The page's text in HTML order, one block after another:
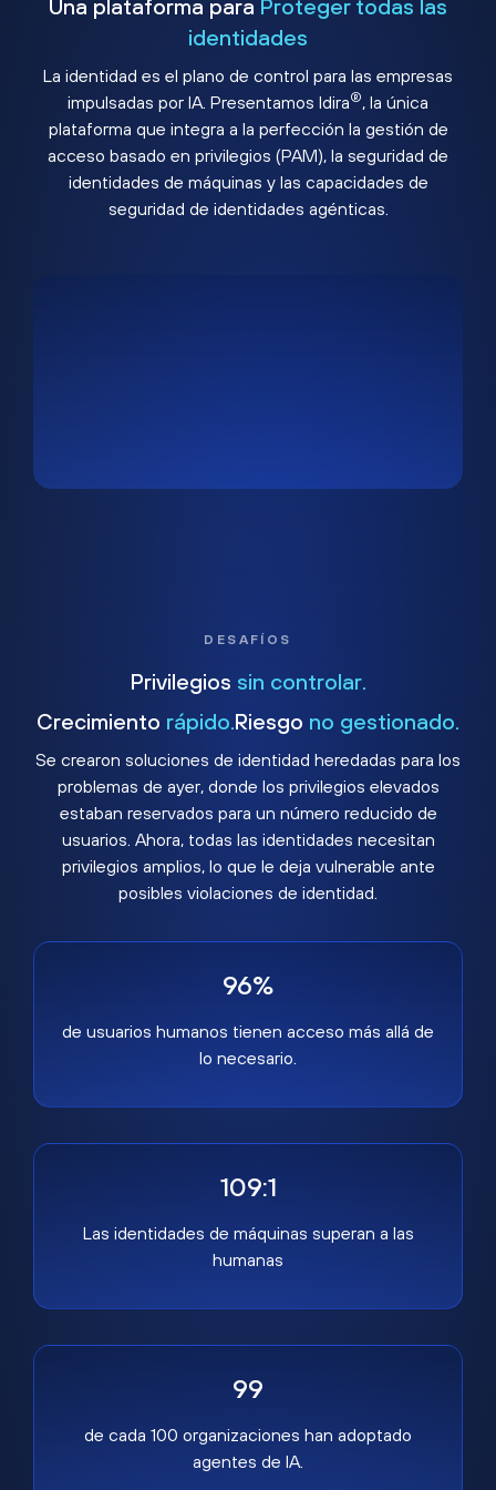
Una plataforma para Proteger todas las
identidades
La identidad es el plano de control para las empresas
impulsadas por IA. Presentamos Idira®, la única
plataforma que integra a la perfección la gestión de
acceso basado en privilegios (PAM), la seguridad de
identidades de máquinas y las capacidades de
seguridad de identidades agénticas.
DESAFÍOS
Privilegios sin controlar.
Crecimiento rápido. Riesgo no gestionado.
Se crearon soluciones de identidad heredadas para los
problemas de ayer, donde los privilegios elevados
estaban reservados para un número reducido de
usuarios. Ahora, todas las identidades necesitan
privilegios amplios, lo que le deja vulnerable ante
posibles violaciones de identidad.
96%
de usuarios humanos tienen acceso más allá de
lo necesario.
109:1
Las identidades de máquinas superan a las
humanas
99
de cada 100 organizaciones han adoptado
agentes de IA.